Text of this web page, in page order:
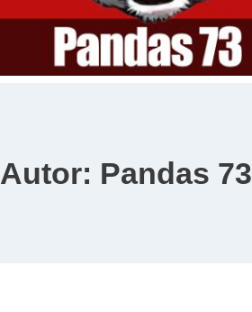
Autor: Pandas 73